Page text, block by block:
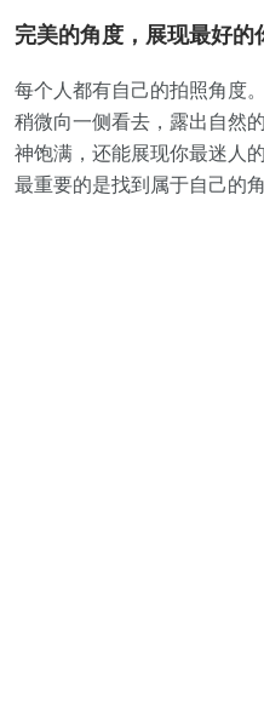
完美的角度，展现最好的
每个人都有自己的拍照角度
稍微向一侧看去，露出自然
神饱满，还能展现你最迷人
最重要的是找到属于自己的